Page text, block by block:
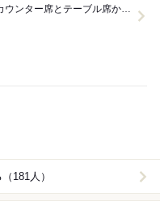
ンター席とテーブル席かあ
181人）